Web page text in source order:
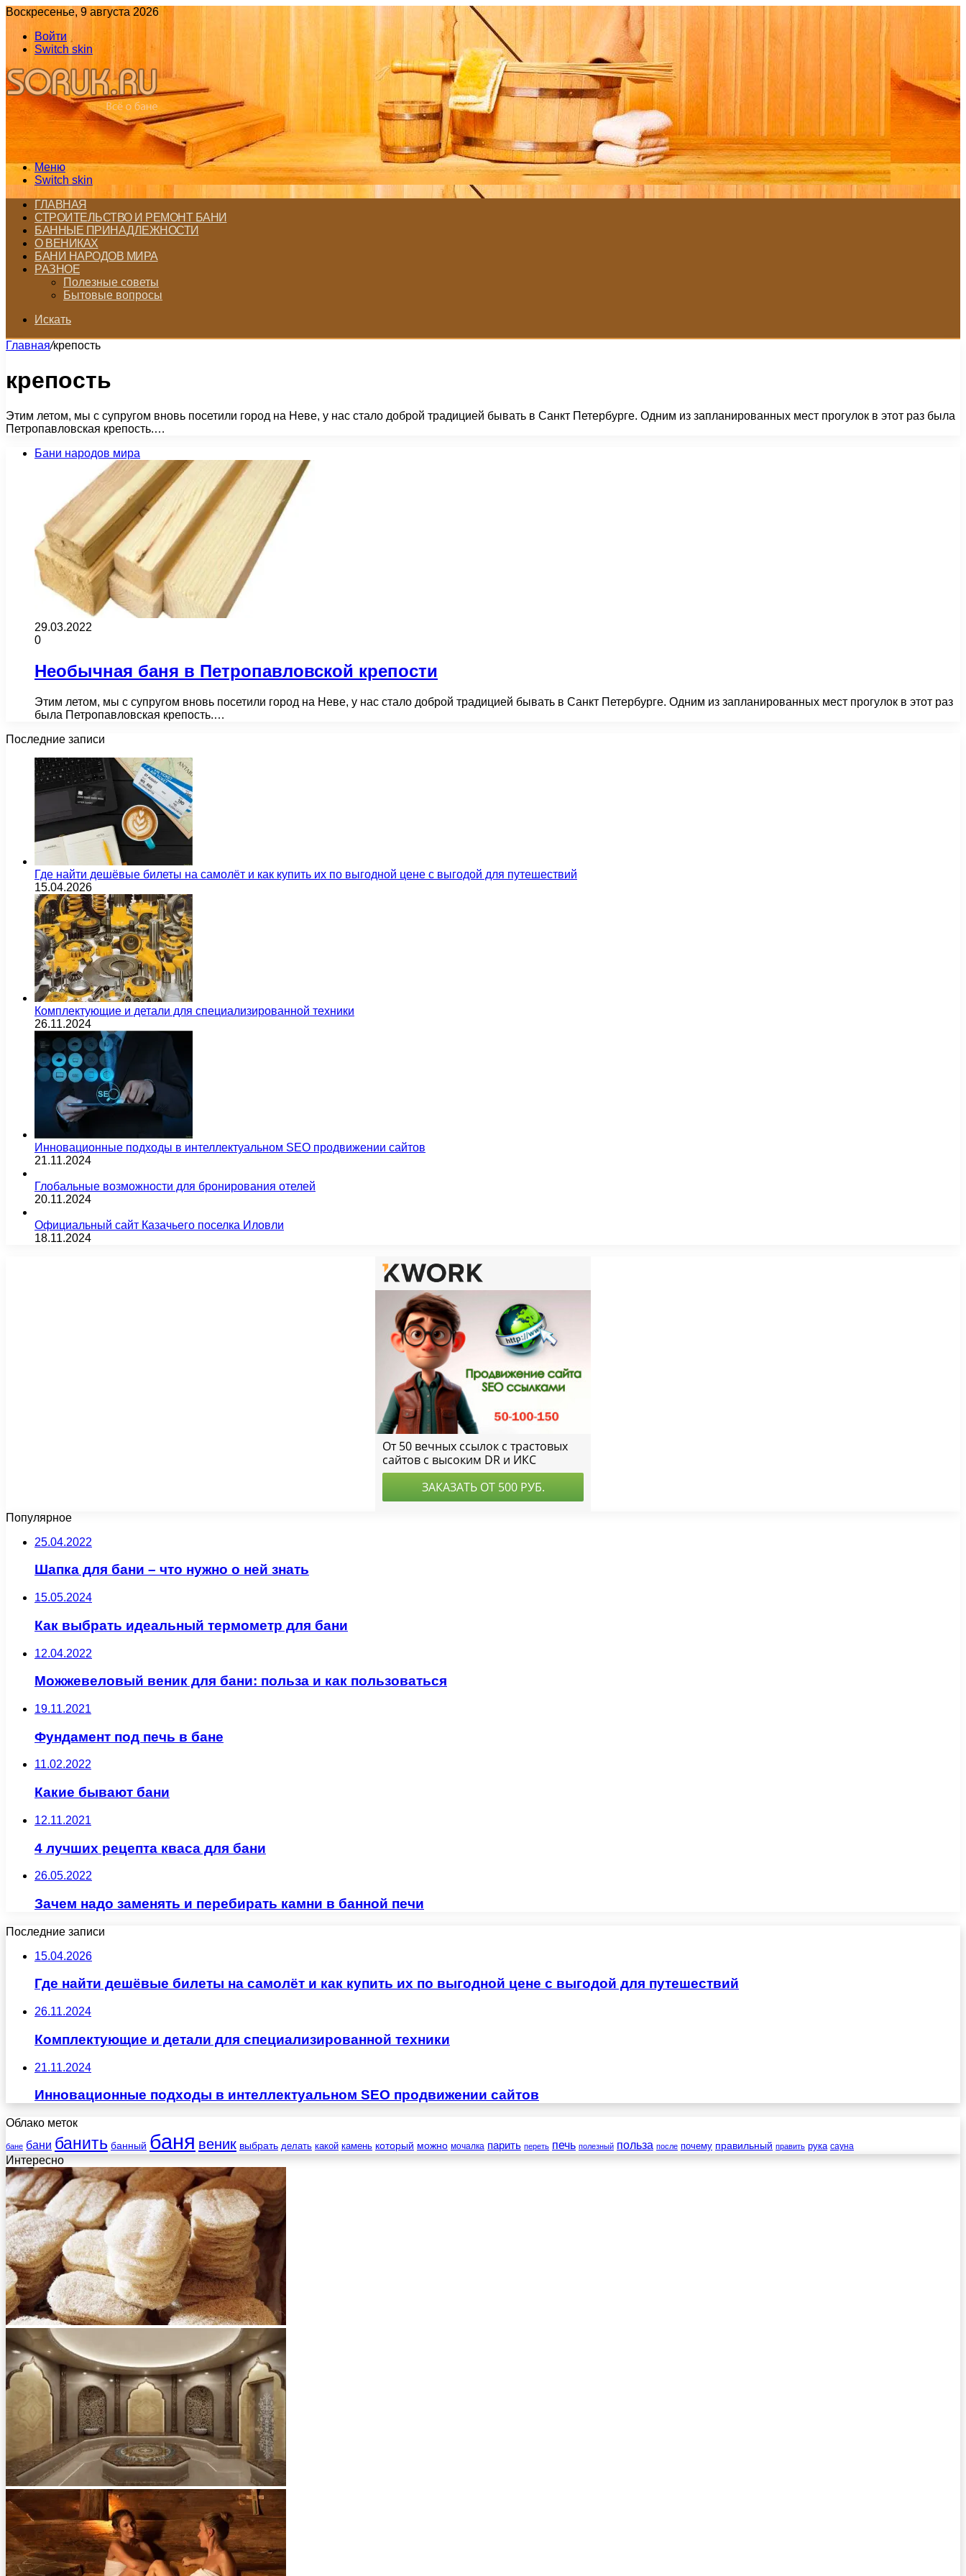
Воскресенье, 9 августа 2026
Войти
Switch skin
Меню
Switch skin
ГЛАВНАЯ
СТРОИТЕЛЬСТВО И РЕМОНТ БАНИ
БАННЫЕ ПРИНАДЛЕЖНОСТИ
О ВЕНИКАХ
БАНИ НАРОДОВ МИРА
РАЗНОЕ
Полезные советы
Бытовые вопросы
Искать
Главная/крепость
крепость
Этим летом, мы с супругом вновь посетили город на Неве, у нас стало доброй традицией бывать в Санкт Петербурге. Одним из запланированных мест прогулок в этот раз была
Петропавловская крепость.…
Бани народов мира
29.03.2022
0
Необычная баня в Петропавловской крепости
Этим летом, мы с супругом вновь посетили город на Неве, у нас стало доброй традицией бывать в Санкт Петербурге. Одним из запланированных мест прогулок в этот раз
была Петропавловская крепость.…
Последние записи
Где найти дешёвые билеты на самолёт и как купить их по выгодной цене с выгодой для путешествий
15.04.2026
Комплектующие и детали для специализированной техники
26.11.2024
Инновационные подходы в интеллектуальном SEO продвижении сайтов
21.11.2024
Глобальные возможности для бронирования отелей
20.11.2024
Официальный сайт Казачьего поселка Иловли
18.11.2024
Популярное
25.04.2022
Шапка для бани – что нужно о ней знать
15.05.2024
Как выбрать идеальный термометр для бани
12.04.2022
Можжевеловый веник для бани: польза и как пользоваться
19.11.2021
Фундамент под печь в бане
11.02.2022
Какие бывают бани
12.11.2021
4 лучших рецепта кваса для бани
26.05.2022
Зачем надо заменять и перебирать камни в банной печи
Последние записи
15.04.2026
Где найти дешёвые билеты на самолёт и как купить их по выгодной цене с выгодой для путешествий
26.11.2024
Комплектующие и детали для специализированной техники
21.11.2024
Инновационные подходы в интеллектуальном SEO продвижении сайтов
Облако меток
бане бани банить банный баня веник выбрать делать какой камень который можно мочалка парить переть печь полезный польза после почему правильный править рука сауна
Интересно